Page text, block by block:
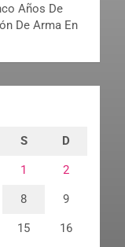
Años De
De Arma En
S D
1 2
8 9
15 16